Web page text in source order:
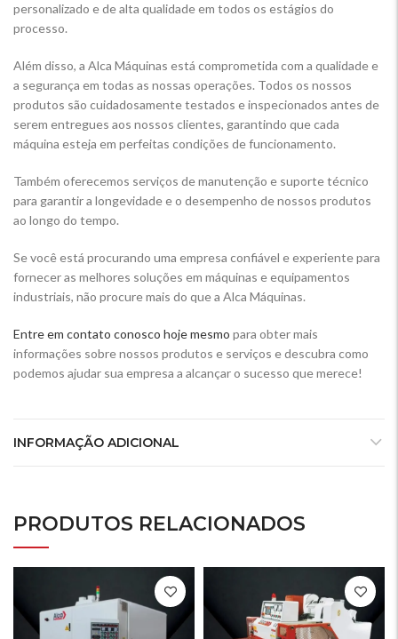
personalizado e de alta qualidade em todos os estágios do
processo.
Além disso, a Alca Máquinas está comprometida com a qualidade e
a segurança em todas as nossas operações. Todos os nossos
produtos são cuidadosamente testados e inspecionados antes de
serem entregues aos nossos clientes, garantindo que cada
máquina esteja em perfeitas condições de funcionamento.
Também oferecemos serviços de manutenção e suporte técnico
para garantir a longevidade e o desempenho de nossos produtos
ao longo do tempo.
Se você está procurando uma empresa confiável e experiente para
fornecer as melhores soluções em máquinas e equipamentos
industriais, não procure mais do que a Alca Máquinas.
Entre em contato conosco hoje mesmo para obter mais
informações sobre nossos produtos e serviços e descubra como
podemos ajudar sua empresa a alcançar o sucesso que merece!
INFORMAÇÃO ADICIONAL
PRODUTOS RELACIONADOS